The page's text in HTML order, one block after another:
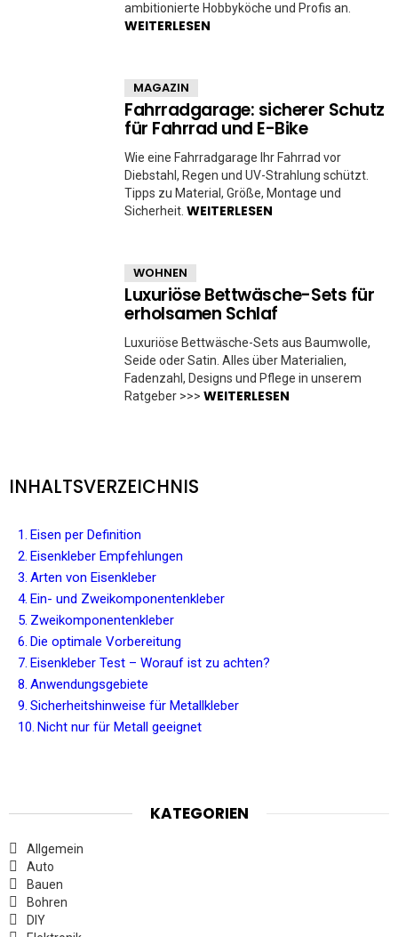
ambitionierte Hobbyköche und Profis an.
WEITERLESEN
MAGAZIN
Fahrradgarage: sicherer Schutz
für Fahrrad und E-Bike
Wie eine Fahrradgarage Ihr Fahrrad vor
Diebstahl, Regen und UV-Strahlung schützt.
Tipps zu Material, Größe, Montage und
Sicherheit. WEITERLESEN
WOHNEN
Luxuriöse Bettwäsche-Sets für
erholsamen Schlaf
Luxuriöse Bettwäsche-Sets aus Baumwolle,
Seide oder Satin. Alles über Materialien,
Fadenzahl, Designs und Pflege in unserem
Ratgeber >>> WEITERLESEN
INHALTSVERZEICHNIS
Eisen per Definition
Eisenkleber Empfehlungen
Arten von Eisenkleber
Ein- und Zweikomponentenkleber
Zweikomponentenkleber
Die optimale Vorbereitung
Eisenkleber Test – Worauf ist zu achten?
Anwendungsgebiete
Sicherheitshinweise für Metallkleber
Nicht nur für Metall geeignet
KATEGORIEN
Allgemein
Auto
Bauen
Bohren
DIY